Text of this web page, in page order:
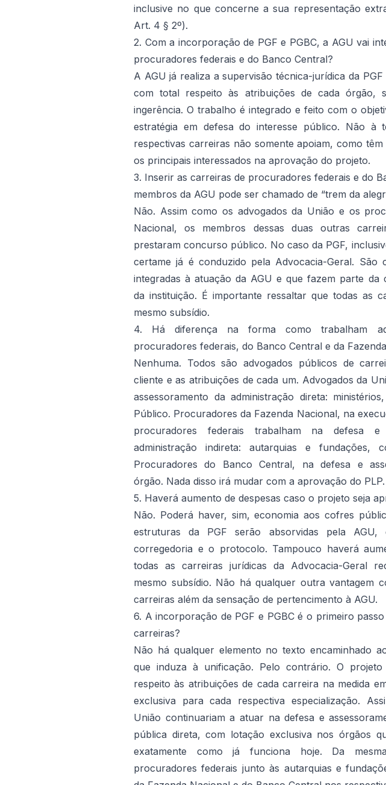
inclusive no que concerne a sua representação
Art. 4 § 2º).
2. Com a incorporação de PGF e PGBC, a AGU vai
procuradores federais e do Banco Central?
A AGU já realiza a supervisão técnica-jurídica da PGF
com total respeito às atribuições de cada órgão,
ingerência. O trabalho é integrado e feito com o
estratégia em defesa do interesse público. Não à
respectivas carreiras não somente apoiam, como
os principais interessados na aprovação do projeto.
3. Inserir as carreiras de procuradores federais e do
membros da AGU pode ser chamado de “trem da
Não. Assim como os advogados da União e os
Nacional, os membros dessas duas outras
prestaram concurso público. No caso da PGF,
certame já é conduzido pela Advocacia-Geral. São
integradas à atuação da AGU e que fazem parte da
da instituição. É importante ressaltar que todas as
mesmo subsídio.
4. Há diferença na forma como trabalham
procuradores federais, do Banco Central e da
Nenhuma. Todos são advogados públicos de
cliente e as atribuições de cada um. Advogados da
assessoramento da administração direta:
Público. Procuradores da Fazenda Nacional, na
procuradores federais trabalham na defesa e
administração indireta: autarquias e fundações,
Procuradores do Banco Central, na defesa e
órgão. Nada disso irá mudar com a aprovação do PLP.
5. Haverá aumento de despesas caso o projeto seja
Não. Poderá haver, sim, economia aos cofres
estruturas da PGF serão absorvidas pela
corregedoria e o protocolo. Tampouco haverá
todas as carreiras jurídicas da Advocacia-Geral
mesmo subsídio. Não há qualquer outra vantagem
carreiras além da sensação de pertencimento à AGU.
6. A incorporação de PGF e PGBC é o primeiro
carreiras?
Não há qualquer elemento no texto encaminhado
que induza à unificação. Pelo contrário. O
respeito às atribuições de cada carreira na medida
exclusiva para cada respectiva especialização.
União continuariam a atuar na defesa e
pública direta, com lotação exclusiva nos órgãos
exatamente como já funciona hoje. Da
procuradores federais junto às autarquias e